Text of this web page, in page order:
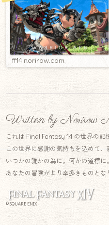
ff14.norirow.com
Written by Norirow
これは Final Fantasy 14 の世界の記
この世界に感謝の気持ちを込めて、
いつかの誰かの為に。何かの道標に
あなたの冒険がより幸多きものとな
© SQUARE ENIX